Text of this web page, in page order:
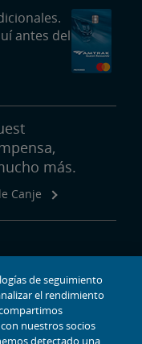
antes del
más.
Canje
de seguimiento
el rendimiento
nuestros socios
detectado una